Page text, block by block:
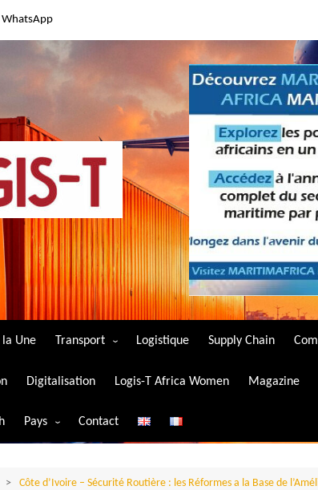
WhatsApp
la Une Transport
Transport aérien
Transport ferroviaire
Transport routier
Logistique Supply Chain
Digitalisation Logis-T Africa Women Magazine
Pays
Algérie
Contact
Côte d’Ivoire – Sécurité Routière : les Réformes a la Base de